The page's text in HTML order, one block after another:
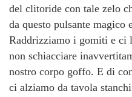
del clitoride con tale zelo
da questo pulsante magico
Raddrizziamo i gomiti e ci
non schiacciare
nostro corpo goffo. E di
ci alziamo da tavola